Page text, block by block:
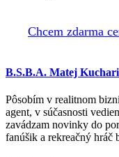
Chcem zdarma
B.S.B.A. Matej
Pôsobím v realitnom
agent, v súčasnosti
zavádzam novinky do
fanúšik a rekreačný hráč